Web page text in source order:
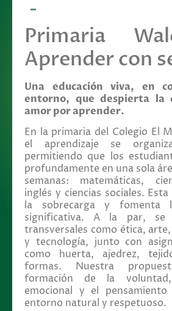
Primaria
Aprender con
Una educación viva, en
entorno, que despierta la
amor por aprender.
En la primaria del Colegio El
el aprendizaje se
permitiendo que los
profundamente en una sola
semanas: matemáticas,
inglés y ciencias sociales.
la sobrecarga y fomenta
significativa. A la par, se
transversales como ética,
y tecnología, junto con
como huerta, ajedrez,
formas. Nuestra
formación de la
emocional y el
entorno natural y respetuoso.